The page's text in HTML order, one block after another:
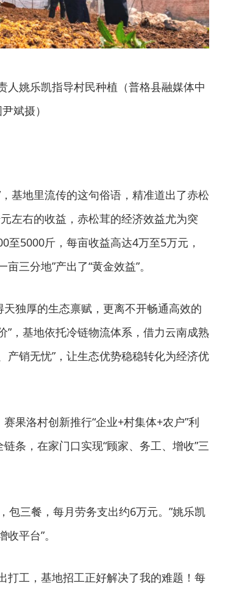
人姚乐凯指导村民种植（普格县融媒体中
斌摄）
基地里流传的这句俗语，精准道出了赤松
左右的收益，赤松茸的经济效益尤为突
5000斤，每亩收益高达4万至5万元，
三分地”产出了“黄金效益”。
独厚的生态禀赋，更离不开畅通高效的
”，基地依托冷链物流体系，借力云南成熟
产销无忧”，让生态优势稳稳转化为经济优
果洛村创新推行“企业+村集体+农户”利
条，在家门口实现“顾家、务工、增收”三
包三餐，每月劳务支出约6万元。”姚乐凯
平台”。
打工，基地招工正好解决了我的难题！每